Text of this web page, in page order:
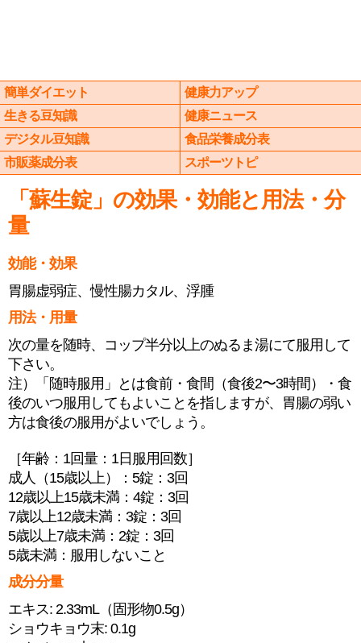
簡単ダイエット
健康力アップ
生きる豆知識
健康ニュース
デジタル豆知識
食品栄養成分表
市販薬成分表
スポーツトピ
「蘇生錠」の効果・効能と用法・分
量
効能・効果
胃腸虚弱症、慢性腸カタル、浮腫
用法・用量
次の量を随時、コップ半分以上のぬるま湯にて服用して
下さい。
注）「随時服用」とは食前・食間（食後2〜3時間）・食
後のいつ服用してもよいことを指しますが、胃腸の弱い
方は食後の服用がよいでしょう。
［年齢：1回量：1日服用回数］
成人（15歳以上）：5錠：3回
12歳以上15歳未満：4錠：3回
7歳以上12歳未満：3錠：3回
5歳以上7歳未満：2錠：3回
5歳未満：服用しないこと
成分分量
エキス: 2.33mL（固形物0.5g）
ショウキョウ末: 0.1g